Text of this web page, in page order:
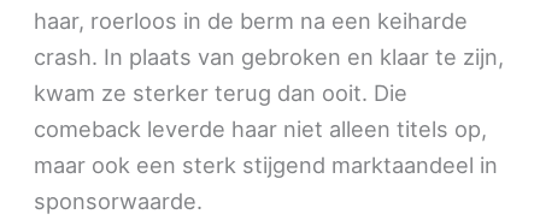
haar, roerloos in de berm na een keiharde
crash. In plaats van gebroken en klaar te zijn,
kwam ze sterker terug dan ooit. Die
comeback leverde haar niet alleen titels op,
maar ook een sterk stijgend marktaandeel in
sponsorwaarde.